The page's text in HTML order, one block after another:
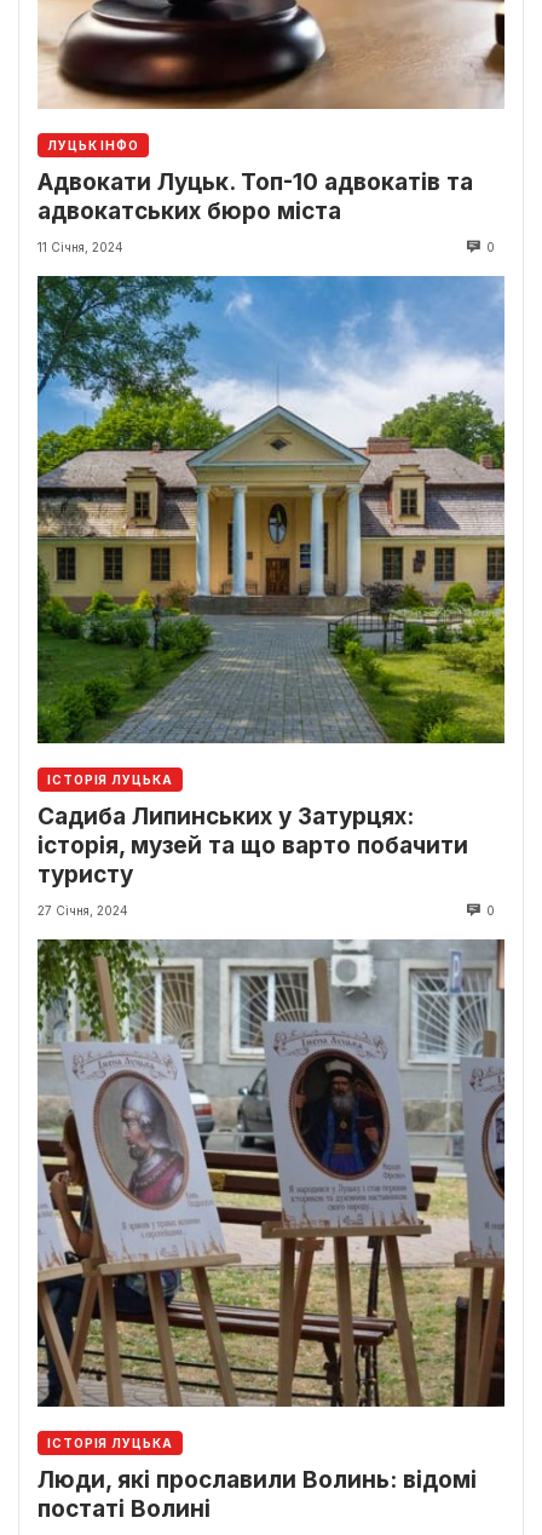
ЛУЦЬК ІНФО
Адвокати Луцьк. Топ-10 адвокатів та
адвокатських бюро міста
11 Січня, 2024 0
ІСТОРІЯ ЛУЦЬКА
Садиба Липинських у Затурцях:
історія, музей та що варто побачити
туристу
27 Січня, 2024 0
ІСТОРІЯ ЛУЦЬКА
Люди, які прославили Волинь: відомі
постаті Волині